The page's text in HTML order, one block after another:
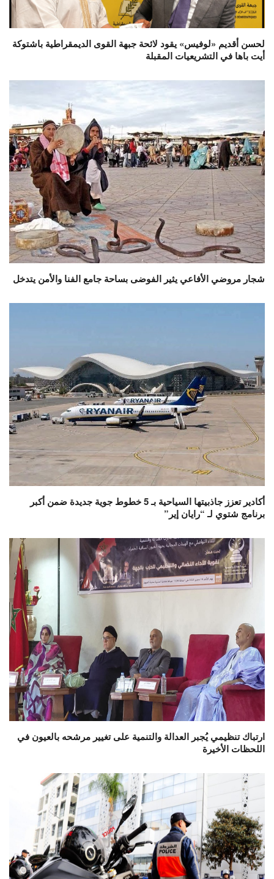
لحسن أقديم «لوفيس» يقود لائحة جبهة القوى الديمقراطية باشتوكة
أيت باها في التشريعيات المقبلة
شجار مروضي الأفاعي يثير الفوضى بساحة جامع الفنا والأمن يتدخل
أكادير تعزز جاذبيتها السياحية بـ 5 خطوط جوية جديدة ضمن أكبر
برنامج شتوي لـ “رايان إير”
ارتباك تنظيمي يُجبر العدالة والتنمية على تغيير مرشحه بالعيون في
اللحظات الأخيرة